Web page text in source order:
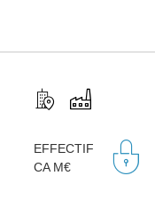
EFFECTIF
CA M€